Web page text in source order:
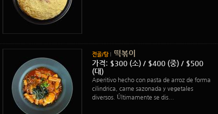
전골/탕 떡볶이
가격: $300 (소) / $400 (중) / $500
(대)
Aperitivo hecho con pasta de arroz de forma
cilindrica, carne sazonada y vegetales
diversos. Últimamente se dis...